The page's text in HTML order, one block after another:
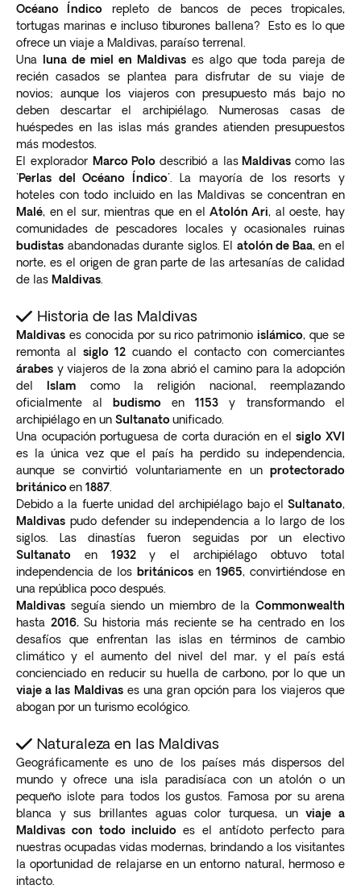
Océano Índico repleto de bancos de peces tropicales,
tortugas marinas e incluso tiburones ballena? Esto es lo que
ofrece un viaje a Maldivas, paraíso terrenal.
Una
luna de miel en Maldivas es algo que toda pareja de
recién casados se plantea para disfrutar de su viaje de
novios; aunque los viajeros con presupuesto más bajo no
deben descartar el archipiélago. Numerosas casas de
huéspedes en las islas más grandes atienden presupuestos
más modestos.
El explorador Marco Polodescribió a lasMaldivascomo las
'Perlas del Océano Índico'. La mayoría de los resorts y
hoteles con todo incluido en las Maldivas se concentran en
Malé, en el sur, mientras que en el Atolón Ari, al oeste, hay
comunidades de pescadores locales y ocasionales ruinas
budistas abandonadas durante siglos. El atolón de Baa, en el
norte, es el origen de gran parte de las artesanías de calidad
de las Maldivas
Historia de las Maldivas
Maldivas es conocida por su rico patrimonioislámico, que se
remonta al siglo 12 cuando el contacto con comerciantes
árabes y viajeros de la zona abrió el camino para la adopción
del
Islam como la religión nacional, reemplazando
oficialmente al
budismoen1153 y transformando el
archipiélago en un Sultanatounificado.
Una ocupación portuguesa de corta duración en elsiglo XVI
es la única vez que el país ha perdido su independencia,
aunque se convirtió voluntariamente en un protectorado
británicoen 1887
Debido a la fuerte unidad del archipiélago bajo el Sultanato,
Maldivas pudo defender su independencia a lo largo de los
siglos. Las dinastías fueron seguidas por un electivo
Sultanato en1932y el archipiélago obtuvo total
independencia de los británicos en 1965, convirtiéndose en
una república poco después.
Maldivas seguía siendo un miembro de la Commonwealth
hasta 2016. Su historia más reciente se ha centrado en los
desafíos que enfrentan las islas en términos de cambio
climático y el aumento del nivel del mar, y el país está
concienciado en reducir su huella de carbono, por lo que un
viaje a las Maldivases una gran opción para los viajeros que
abogan por un turismo ecológico.
Naturaleza en las Maldivas
Geográficamente es uno de los países más dispersos del
mundo y ofrece una isla paradisíaca con un atolón o un
pequeño islote para todos los gustos. Famosa por su arena
blanca y sus brillantes aguas color turquesa, unviaje a
Maldivas con todo incluido es el antídoto perfecto para
nuestras ocupadas vidas modernas, brindando a los visitantes
la oportunidad de relajarse en un entorno natural, hermoso e
intacto.